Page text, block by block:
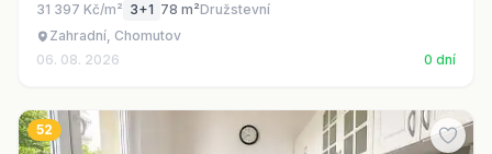
31 397 Kč/m² 3+1 78 m²Družstevní
Zahradní, Chomutov
06. 08. 2026
0 dní
52